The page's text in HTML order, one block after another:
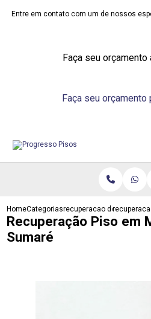
Entre em contato com um de nossos
Faça seu
Faça seu orçamento
HomeCategoriasrecuperacao de pisos
Recuperação Piso em
Sumaré